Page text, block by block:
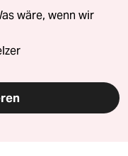
wäre, wenn wir